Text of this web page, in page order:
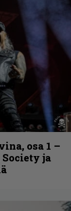
osa 1 –
Society ja